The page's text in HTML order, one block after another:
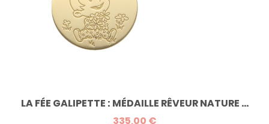
LA FÉE GALIPETTE : MÉDAILLE RÊVEUR NATURE ...
335,00 €